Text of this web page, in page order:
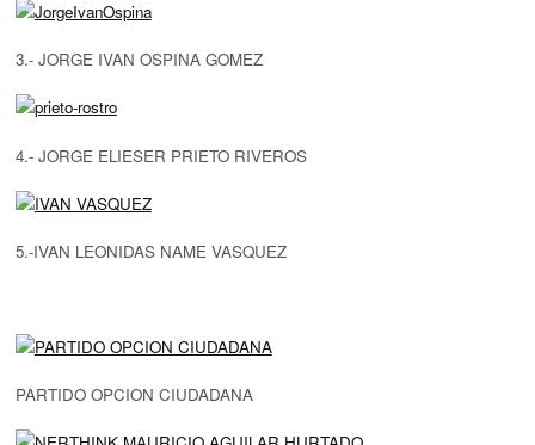
3.- JORGE IVAN OSPINA GOMEZ
4.- JORGE ELIESER PRIETO RIVEROS
5.-IVAN LEONIDAS NAME VASQUEZ
PARTIDO OPCION CIUDADANA